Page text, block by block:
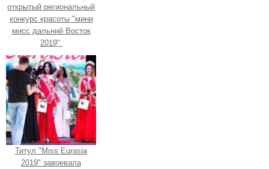
открытый региональный
конкурс красоты "мини
мисс дальний Восток
2019".
Титул "Miss Eurasia
2019" завоевала